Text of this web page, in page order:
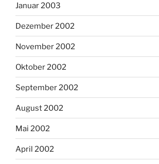
Januar 2003
Dezember 2002
November 2002
Oktober 2002
September 2002
August 2002
Mai 2002
April 2002